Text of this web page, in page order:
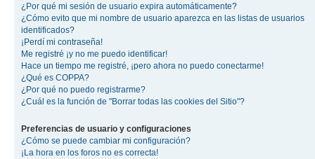
¿Por qué mi sesión de usuario expira automáticamente?
¿Cómo evito que mi nombre de usuario aparezca en las listas de usuarios
identificados?
¡Perdí mi contraseña!
Me registré ¡y no me puedo identificar!
Hace un tiempo me registré, ¡pero ahora no puedo conectarme!
¿Qué es COPPA?
¿Por qué no puedo registrarme?
¿Cuál es la función de "Borrar todas las cookies del Sitio"?
Preferencias de usuario y configuraciones
¿Cómo se puede cambiar mi configuración?
¡La hora en los foros no es correcta!